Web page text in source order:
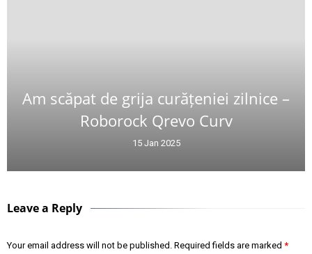
Am scăpat de grija curățeniei zilnice –
Roborock Qrevo Curv
15 Jan 2025
Leave a Reply
Your email address will not be published. Required fields are marked *